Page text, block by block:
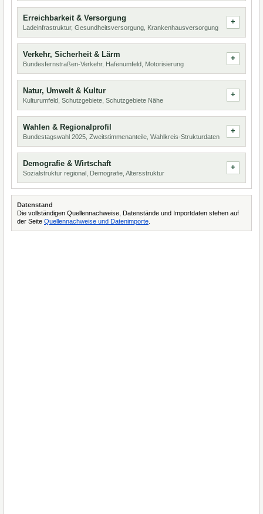
Erreichbarkeit & Versorgung
Ladeinfrastruktur, Gesundheitsversorgung, Krankenhausversorgung
Verkehr, Sicherheit & Lärm
Bundesfernstraßen-Verkehr, Hafenumfeld, Motorisierung
Natur, Umwelt & Kultur
Kulturumfeld, Schutzgebiete, Schutzgebiete Nähe
Wahlen & Regionalprofil
Bundestagswahl 2025, Zweitstimmenanteile, Wahlkreis-Strukturdaten
Demografie & Wirtschaft
Sozialstruktur regional, Demografie, Altersstruktur
Datenstand
Die vollständigen Quellennachweise, Datenstände und Importdaten stehen auf
der Seite Quellennachweise und Datenimporte